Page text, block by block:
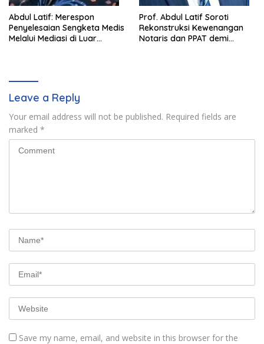
Abdul Latif: Merespon
Penyelesaian Sengketa Medis
Melalui Mediasi di Luar
Prof. Abdul Latif Soroti
Rekonstruksi Kewenangan
Notaris dan PPAT demi
Leave a Reply
Your email address will not be published. Required fields are
marked *
Save my name, email, and website in this browser for the